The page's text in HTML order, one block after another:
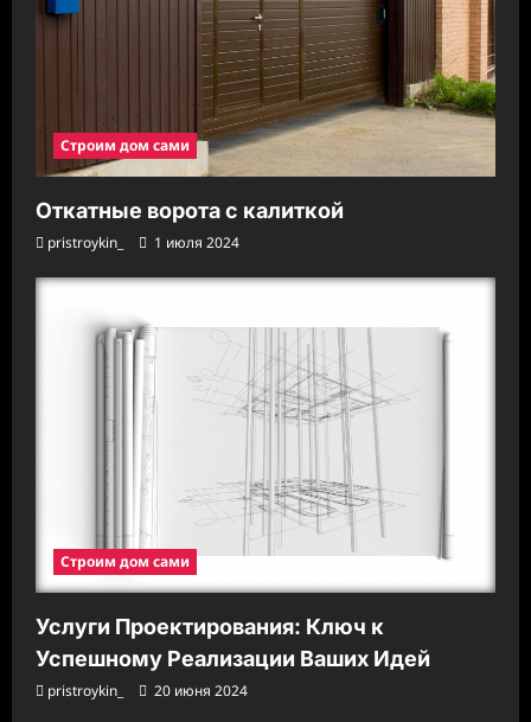
Строим дом сами
Откатные ворота с калиткой
pristroykin_ 1 июля 2024
Строим дом сами
Услуги Проектирования: Ключ к
Успешному Реализации Ваших Идей
pristroykin_ 20 июня 2024